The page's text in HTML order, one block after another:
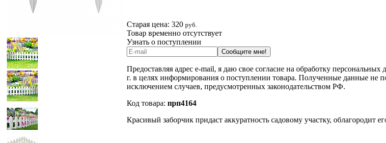
Старая цена: 320 руб.
Товар временно отсутствует
Узнать о поступлении
Сообщите мне!
Предоставляя адрес e-mail, я даю свое согласие на обработку
г. в целях информирования о поступлении товара. Полученные данные не
исключением случаев, предусмотренных законодательством РФ.
Код товара: прп4164
Красивый заборчик придаст аккуратность садовому участку, облагородит